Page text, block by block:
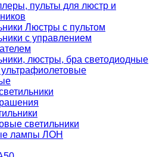
пульты для люстр и
Люстры с пультом
с управлением
люстры, бра светодиодные
светильники
лампы ЛОН